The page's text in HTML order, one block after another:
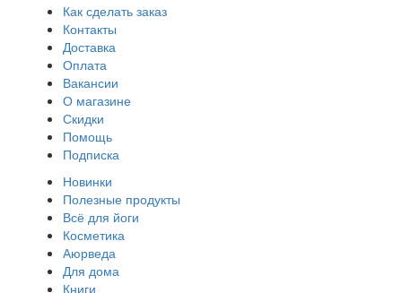
Как сделать заказ
Контакты
Доставка
Оплата
Вакансии
О магазине
Скидки
Помощь
Подписка
Новинки
Полезные продукты
Всё для йоги
Косметика
Аюрведа
Для дома
Книги